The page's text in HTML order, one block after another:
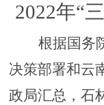
2022年“
根据国务
决策部署和云
政局汇总，石